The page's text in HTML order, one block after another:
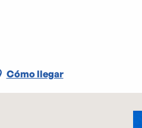
Cómo llegar